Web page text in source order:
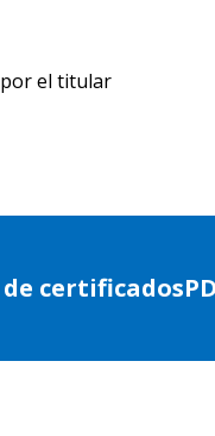
el titular